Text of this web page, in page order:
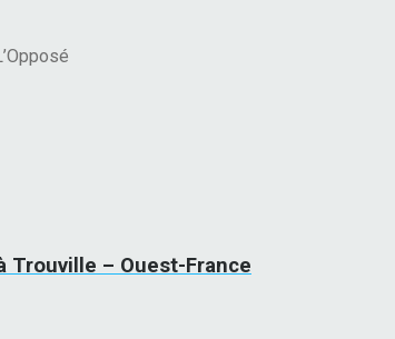
Trouville – Ouest-France